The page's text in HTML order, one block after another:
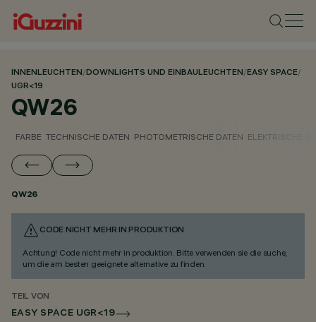
INNENLEUCHTEN/DOWNLIGHTS UND EINBAULEUCHTEN/EASY SPACE/
UGR<19
QW26
FARBE TECHNISCHE DATEN PHOTOMETRISCHE DATEN ELEKTRISCHE
QW26
CODE NICHT MEHR IN PRODUKTION
Achtung! Code nicht mehr in produktion. Bitte verwenden sie die suche,
um die am besten geeignete alternative zu finden.
TEIL VON
EASY SPACE UGR<19